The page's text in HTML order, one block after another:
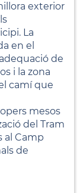
exterior
La
en el
de
i la zona
camí que
mesos
del Tram
al Camp
de